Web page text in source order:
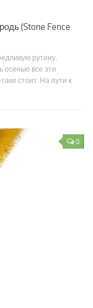
(Stone Fence
рутину,
осенью все эти
стоит. На пути к
0